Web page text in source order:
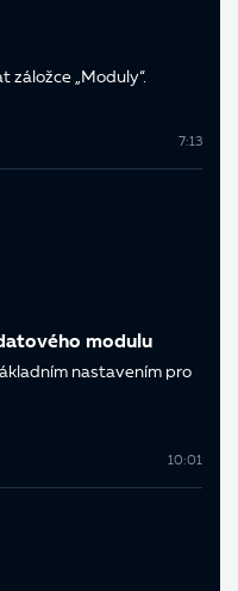
záložce „Moduly“.
7:13
modulu
nastavením pro
10:01